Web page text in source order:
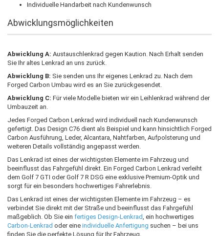
Individuelle Handarbeit nach Kundenwunsch
Abwicklungsmöglichkeiten
Abwicklung A: Austauschlenkrad gegen Kaution. Nach Erhalt senden
Sie Ihr altes Lenkrad an uns zurück.
Abwicklung B: Sie senden uns Ihr eigenes Lenkrad zu. Nach dem
Forged Carbon Umbau wird es an Sie zurückgesendet.
Abwicklung C: Für viele Modelle bieten wir ein Leihlenkrad während der
Umbauzeit an.
Jedes Forged Carbon Lenkrad wird individuell nach Kundenwunsch
gefertigt. Das Design C76 dient als Beispiel und kann hinsichtlich Forged
Carbon Ausführung, Leder, Alcantara, Nahtfarben, Aufpolsterung und
weiteren Details vollständig angepasst werden.
Das Lenkrad ist eines der wichtigsten Elemente im Fahrzeug und
beeinflusst das Fahrgefühl direkt. Ein Forged Carbon Lenkrad verleiht
dem Golf 7 GTI oder Golf 7 R DSG eine exklusive Premium-Optik und
sorgt für ein besonders hochwertiges Fahrerlebnis.
Das Lenkrad ist eines der wichtigsten Elemente im Fahrzeug – es
verbindet Sie direkt mit der Straße und beeinflusst das Fahrgefühl
maßgeblich. Ob Sie ein fertiges Design-Lenkrad , ein hochwertiges
Carbon-Lenkrad oder eine individuelle Anfertigung suchen – bei uns
finden Sie die perfekte Lösung für Ihr Fahrzeug.